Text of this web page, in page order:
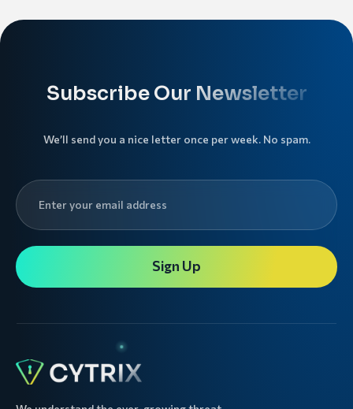
Subscribe Our Newsletter
We’ll send you a nice letter once per week. No spam.
Sign Up